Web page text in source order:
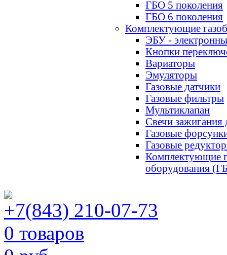
ГБО 5 поколения
ГБО 6 поколения
Комплектующие
ЭБУ -
Кнопки
Вариаторы
Эмуляторы
Газовые датчики
Газовые фильтры
Мультиклапан
Свечи
Газовые
Газовые
Комплектующие
оборудования
+7(843) 210-07-73
0 товаров